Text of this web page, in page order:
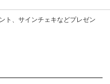
ト、サインチェキなどプレゼン